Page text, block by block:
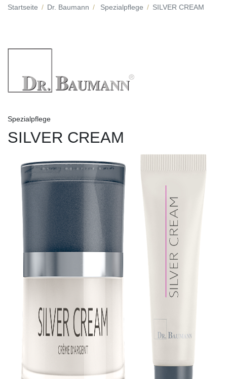
Startseite Dr. Baumann Spezialpflege SILVER CREAM
Spezialpflege
SILVER CREAM